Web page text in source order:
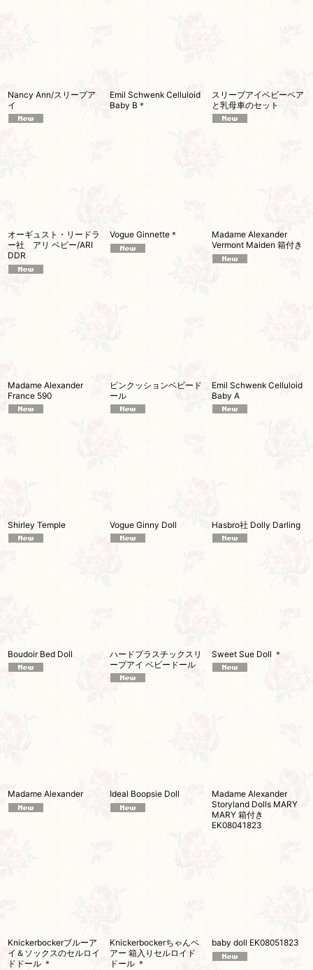
Nancy Ann/スリープア
イ
Emil Schwenk Celluloid
Baby B＊
スリープアイベビーペア
と乳母車のセット
オーギュスト・リードラ
ー社 アリ ベビー/ARI
DDR
Vogue Ginnette＊
Madame Alexander
Vermont Maiden 箱付き
Madame Alexander
France 590
ピンクッションベビード
ール
Emil Schwenk Celluloid
Baby A
Shirley Temple Vogue Ginny Doll Hasbro社 Dolly Darling
Boudoir Bed Doll
ハードプラスチックスリ
ープアイ ベビードール
Sweet Sue Doll ＊
Madame Alexander Ideal Boopsie Doll
Madame Alexander
Storyland Dolls MARY
MARY 箱付き
EK08041823
Knickerbockerブルーア
イ＆ソックスのセルロイ
ドドール ＊
Knickerbockerちゃんペ
アー 箱入りセルロイド
ドール ＊
baby doll EK08051823